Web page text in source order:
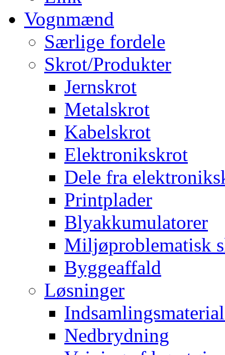
Vognmænd
Særlige fordele
Skrot/Produkter
Jernskrot
Metalskrot
Kabelskrot
Elektronikskrot
Dele fra
Printplader
Blyakkumulatorer
Miljøproblematisk
Byggeaffald
Løsninger
Nedbrydning